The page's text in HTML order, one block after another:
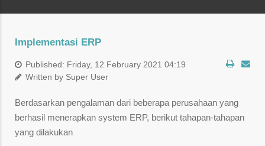
Implementasi ERP
Published: Friday, 12 February 2021 04:19
Written by Super User
Berdasarkan pengalaman dari beberapa perusahaan yang
berhasil menerapkan system ERP, berikut tahapan-tahapan
yang dilakukan